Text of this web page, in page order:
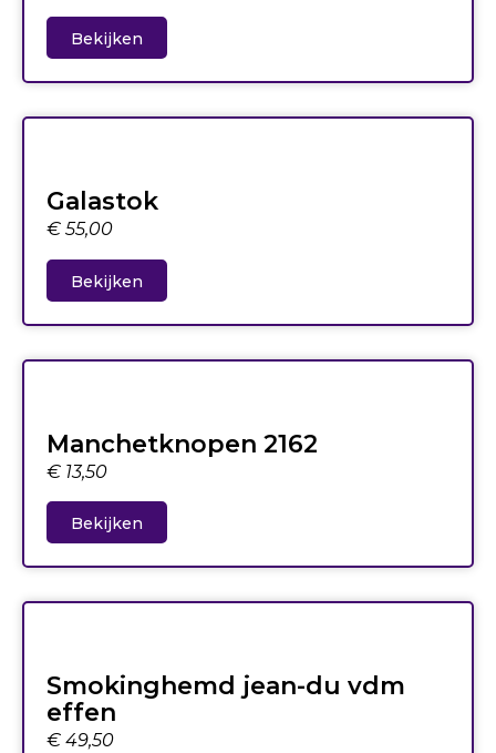
Bekijken
Galastok
€ 55,00
Bekijken
Manchetknopen 2162
€ 13,50
Bekijken
Smokinghemd jean-du vdm
effen
€ 49,50